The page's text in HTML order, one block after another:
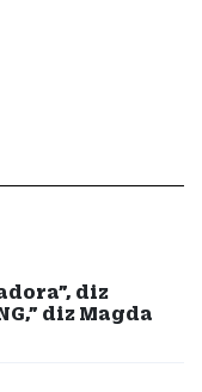
diz
diz Magda